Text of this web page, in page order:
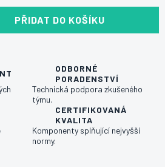
PŘIDAT DO KOŠÍKU
ODBORNÉ
PORADENSTVÍ
Technická podpora zkušeného
týmu.
CERTIFIKOVANÁ
KVALITA
Komponenty splňující nejvyšší
normy.